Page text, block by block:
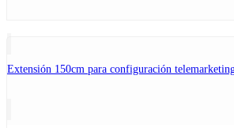
Extensión 150cm para configuración